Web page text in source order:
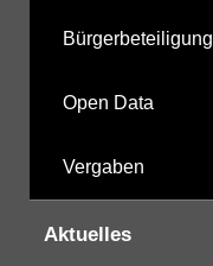
Bürgerbeteiligung
Open Data
Vergaben
Aktuelles